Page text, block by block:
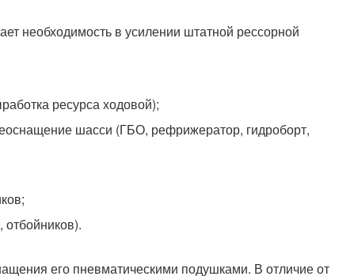
необходимость в усилении штатной рессорной
ресурса ходовой);
шасси (ГБО, рефрижератор, гидроборт,
отбойников).
его пневматическими подушками. В отличие от